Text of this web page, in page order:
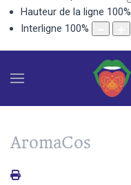
Hauteur de la ligne 100%
Interligne 100%
AromaCos